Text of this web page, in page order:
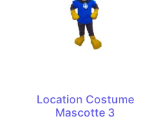
Location Costume
Mascotte 3